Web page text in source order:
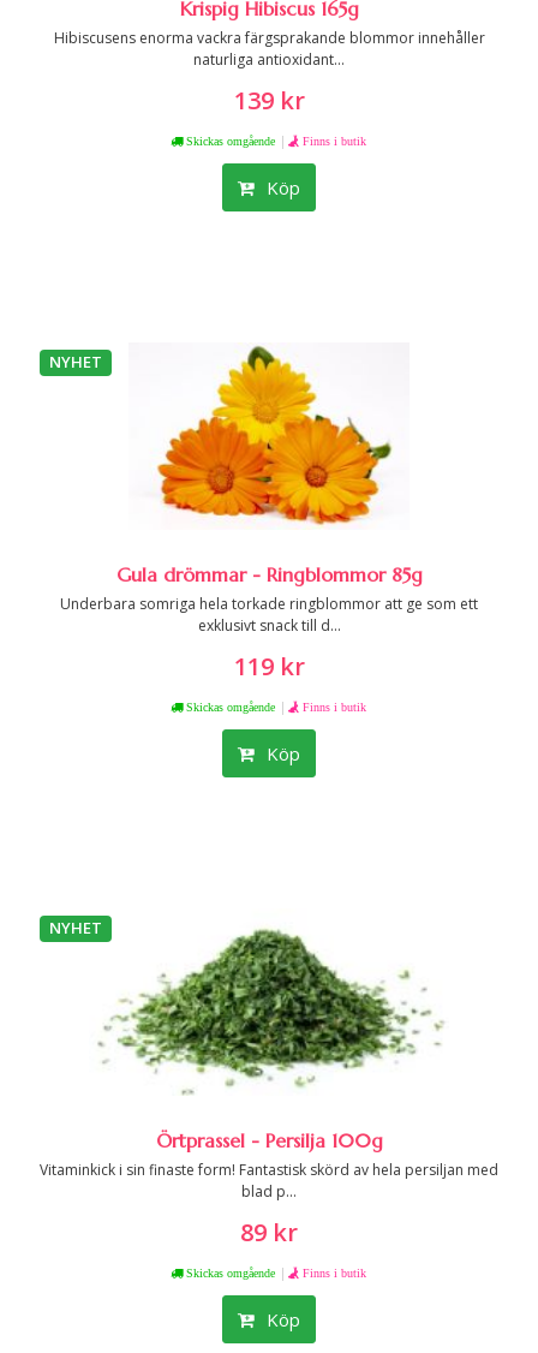
Krispig Hibiscus 165g
Hibiscusens enorma vackra färgsprakande blommor innehåller
naturliga antioxidant...
139 kr
Skickas omgående | Finns i butik
Köp
NYHET
Gula drömmar - Ringblommor 85g
Underbara somriga hela torkade ringblommor att ge som ett
exklusivt snack till d...
119 kr
Skickas omgående | Finns i butik
Köp
NYHET
Örtprassel - Persilja 100g
Vitaminkick i sin finaste form! Fantastisk skörd av hela persiljan med
blad p...
89 kr
Skickas omgående | Finns i butik
Köp